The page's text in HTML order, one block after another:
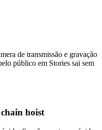
de transmissão e gravação
público em Stories sai sem
hoist